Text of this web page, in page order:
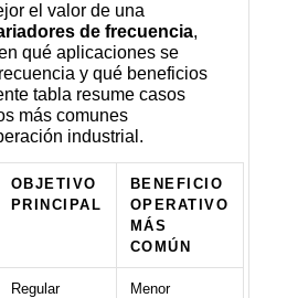
el valor de una
de frecuencia,
qué aplicaciones se
y qué beneficios
tabla resume casos
más comunes
industrial.
OBJETIVO
PRINCIPAL
BENEFICIO
OPERATIVO
MÁS
COMÚN
Regular
Menor